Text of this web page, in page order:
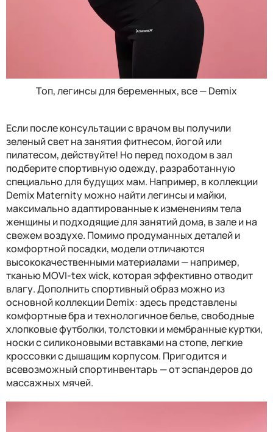
Топ, легинсы для беременных, все — Demix
Если после консультации с врачом вы получили
зеленый свет на занятия фитнесом, йогой или
пилатесом, действуйте! Но перед походом в зал
подберите спортивную одежду, разработанную
специально для будущих мам. Например, в коллекции
Demix Maternity можно найти легинсы и майки,
максимально адаптированные к изменениям тела
женщины и подходящие для занятий дома, в зале и на
свежем воздухе. Помимо продуманных деталей и
комфортной посадки, модели отличаются
высококачественными материалами — например,
тканью MOVI-tex wick, которая эффективно отводит
влагу. Дополнить спортивный образ можно из
основной коллекции Demix: здесь представлены
комфортные бра и технологичное белье, свободные
хлопковые футболки, толстовки и мембранные куртки,
носки с силиконовыми вставками на стопе, легкие
кроссовки с дышащим корпусом. Пригодится и
всевозможный спортинвентарь — от эспандеров до
массажных мячей.